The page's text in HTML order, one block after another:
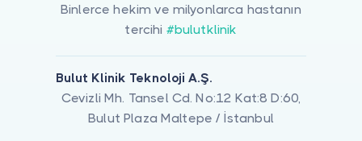
Binlerce hekim ve milyonlarca hastanın
tercihi #bulutklinik
Bulut Klinik Teknoloji A.Ş.
Cevizli Mh. Tansel Cd. No:12 Kat:8 D:60,
Bulut Plaza Maltepe / İstanbul